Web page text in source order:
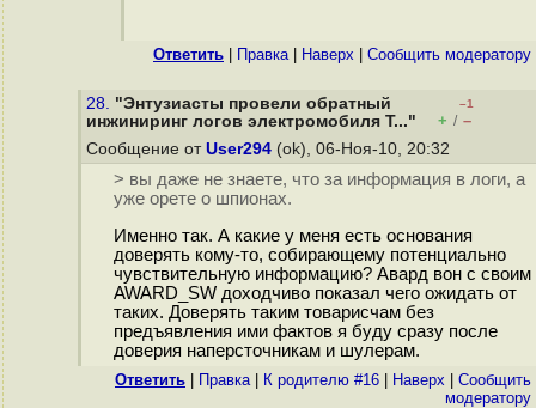
Ответить Правка| Наверх Cообщить модератору
28. "Энтузиасты провели обратный
инжиниринг логов электромобиля T..."
–1
+ / –
Сообщение от User294 (ok), 06-Ноя-10, 20:32
> вы даже не знаете, что за информация в логи, а
уже орете о шпионах.
Именно так. А какие у меня есть основания
доверять кому-то, собирающему потенциально
чувствительную информацию? Авард вон с своим
AWARD_SW доходчиво показал чего ожидать от
таких. Доверять таким товарисчам без
предъявления ими фактов я буду сразу после
доверия наперсточникам и шулерам.
Ответить Правка| К родителю #16 Наверх
Cообщить
модератору